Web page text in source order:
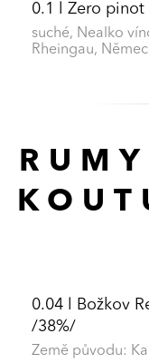
0.1 l Zero pinot
suché, Nealko
Rheingau,
0.04 l Božkov
/38%/
Země původu: